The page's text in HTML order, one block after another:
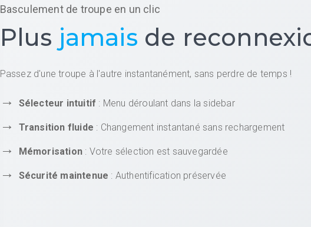
Basculement de troupe en un clic
Plus jamais de
Passez d'une troupe à l'autre instantanément, sans perdre de temps !
Sélecteur intuitif : Menu déroulant dans la sidebar
Transition fluide : Changement instantané sans rechargement
Mémorisation : Votre sélection est sauvegardée
Sécurité maintenue : Authentification préservée